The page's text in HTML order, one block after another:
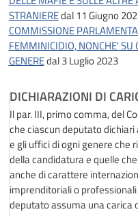
STRANIEREdal 11 Giugno
COMMISSIONE
FEMMINICIDIO, NONCHE'
GENEREdal 3 Luglio 2023
DICHIARAZIONI DI
Il par. III, primo comma, del
che ciascun deputato
e gli uffici di ogni genere che
della candidatura e quelle
anche di carattere
imprenditoriali o
deputato assuma una carica